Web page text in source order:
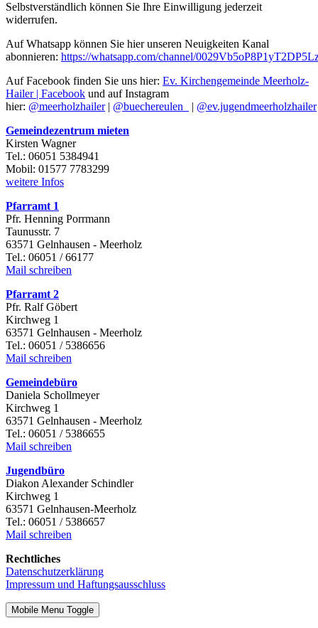
Selbstverständlich können Sie Ihre Einwilligung jederzeit
widerrufen.
Auf Whatsapp können Sie hier unseren Neuigkeiten Kanal
abonnieren: https://whatsapp.com/channel/
Auf Facebook finden Sie uns hier: Ev. Kirchengemeinde Meerholz-
Hailer | Facebook und auf Instagram
hier: @meerholzhailer| @buechereulen_
@ev.jugendmeerholzhailer
Gemeindezentrum mieten
Kirsten Wagner
Tel.: 06051 5384941
Mobil: 01577 7783299
weitere Infos
Pfarramt 1
Pfr. Henning Porrmann
Taunusstr. 7
63571 Gelnhausen - Meerholz
Tel.: 06051 / 66177
Mail schreiben
Pfarramt 2
Pfr. Ralf Göbert
Kirchweg 1
63571 Gelnhausen - Meerholz
Tel.: 06051 / 5386656
Mail schreiben
Gemeindebüro
Daniela Schollmeyer
Kirchweg 1
63571 Gelnhausen - Meerholz
Tel.: 06051 / 5386655
Mail schreiben
Jugendbüro
Diakon Alexander Schindler
Kirchweg 1
63571 Gelnhausen-Meerholz
Tel.: 06051 / 5386657
Mail schreiben
Rechtliches
Datenschutzerklärung
Impressum und Haftungsausschluss
Mobile Menu Toggle